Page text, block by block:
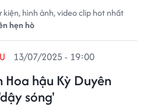
hình ảnh, video clip hot nhất
hẹn hò
Hoa hậu Kỳ Duyên
sóng'
13/07/2025 - 19:00